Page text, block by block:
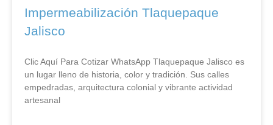
Impermeabilización Tlaquepaque
Jalisco
Clic Aquí Para Cotizar​ WhatsApp Tlaquepaque Jalisco es
un lugar lleno de historia, color y tradición. Sus calles
empedradas, arquitectura colonial y vibrante actividad
artesanal